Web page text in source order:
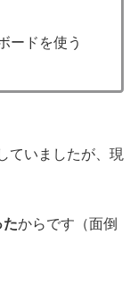
ードを使う
ていましたが、現
たからです（面倒